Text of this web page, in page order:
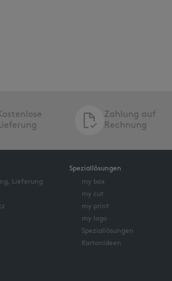
Zahlung auf
Rechnung
Lieferung
Speziallösungen
my box
my cut
my print
my logo
Speziallösungen
Kartonideen